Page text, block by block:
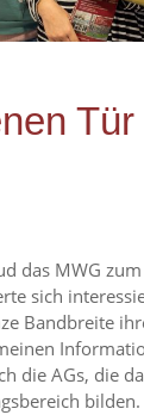
das MWG
sich
Bandbreite
die AGs, die
bilden.